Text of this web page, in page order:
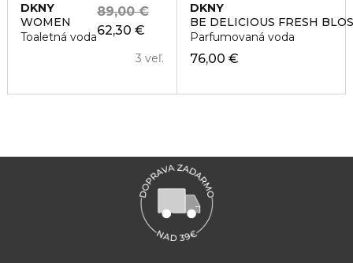
DKNY
WOMEN
Toaletná voda62,30 €
89,00 €
3 veľ.
DKNY
BE DELICIOUS FRESH
Parfumovaná voda
76,00 €